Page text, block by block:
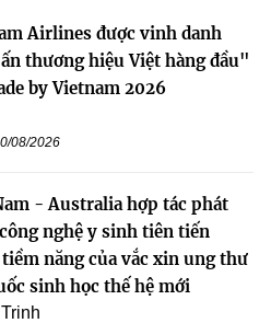
Airlines được vinh danh
thương hiệu Việt hàng đầu"
by Vietnam 2026
08/2026
- Australia hợp tác phát
nghệ y sinh tiên tiến
năng của vắc xin ung thư
sinh học thế hệ mới